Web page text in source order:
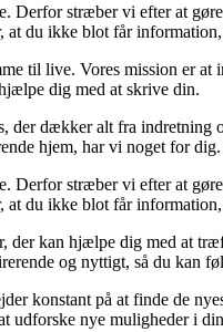
stræber vi efter at
du ikke blot får
til live. Vores mission er at
dig med at skrive din.
der dækker alt fra indretning
hjem, har vi noget for
stræber vi efter at
du ikke blot får
der kan hjælpe dig med at
og nyttigt, så du kan
konstant på at finde de
udforske nye muligheder i